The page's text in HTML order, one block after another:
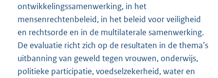
ontwikkelingssamenwerking, in het
mensenrechtenbeleid, in het beleid voor veiligheid
en rechtsorde en in de multilaterale samenwerking.
De evaluatie richt zich op de resultaten in de thema’s
uitbanning van geweld tegen vrouwen, onderwijs,
politieke participatie, voedselzekerheid, water en